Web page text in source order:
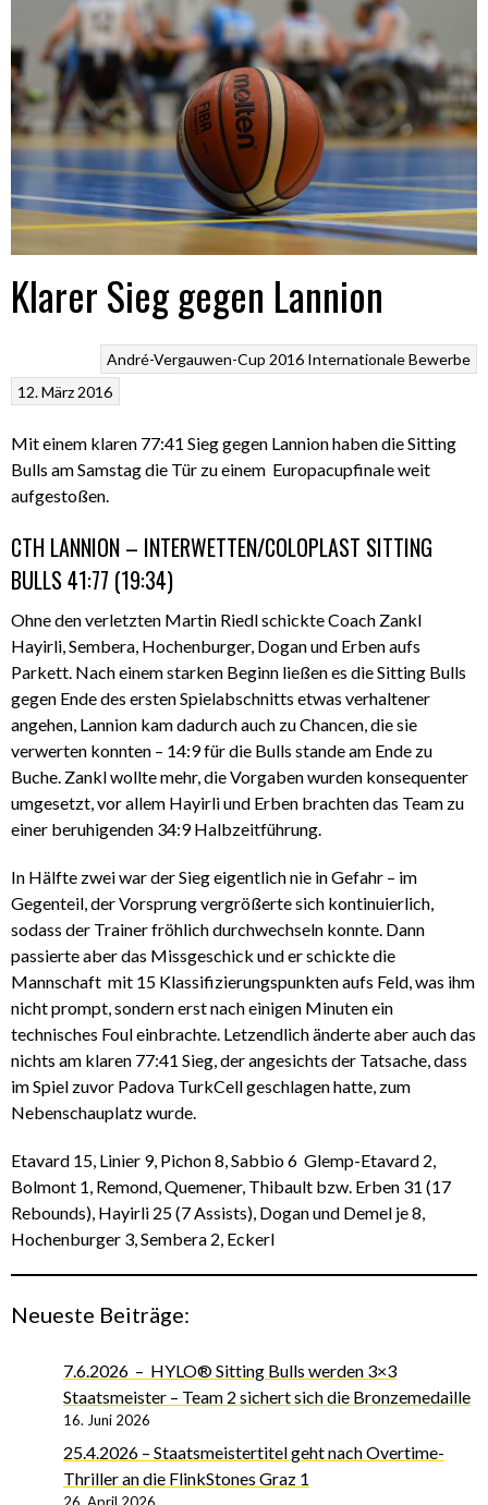
Klarer Sieg gegen Lannion
André-Vergauwen-Cup 2016 Internationale Bewerbe
12. März 2016
Mit einem klaren 77:41 Sieg gegen Lannion haben die Sitting
Bulls am Samstag die Tür zu einem Europacupfinale weit
aufgestoßen.
CTH LANNION – INTERWETTEN/COLOPLAST SITTING
BULLS 41:77 (19:34)
Ohne den verletzten Martin Riedl schickte Coach Zankl
Hayirli, Sembera, Hochenburger, Dogan und Erben aufs
Parkett. Nach einem starken Beginn ließen es die Sitting Bulls
gegen Ende des ersten Spielabschnitts etwas verhaltener
angehen, Lannion kam dadurch auch zu Chancen, die sie
verwerten konnten – 14:9 für die Bulls stande am Ende zu
Buche. Zankl wollte mehr, die Vorgaben wurden konsequenter
umgesetzt, vor allem Hayirli und Erben brachten das Team zu
einer beruhigenden 34:9 Halbzeitführung.
In Hälfte zwei war der Sieg eigentlich nie in Gefahr – im
Gegenteil, der Vorsprung vergrößerte sich kontinuierlich,
sodass der Trainer fröhlich durchwechseln konnte. Dann
passierte aber das Missgeschick und er schickte die
Mannschaft mit 15 Klassifizierungspunkten aufs Feld, was ihm
nicht prompt, sondern erst nach einigen Minuten ein
technisches Foul einbrachte. Letzendlich änderte aber auch das
nichts am klaren 77:41 Sieg, der angesichts der Tatsache, dass
im Spiel zuvor Padova TurkCell geschlagen hatte, zum
Nebenschauplatz wurde.
Etavard 15, Linier 9, Pichon 8, Sabbio 6 Glemp-Etavard 2,
Bolmont 1, Remond, Quemener, Thibault bzw. Erben 31 (17
Rebounds), Hayirli 25 (7 Assists), Dogan und Demel je 8,
Hochenburger 3, Sembera 2, Eckerl
Neueste Beiträge:
7.6.2026 – HYLO® Sitting Bulls werden 3×3
Staatsmeister – Team 2 sichert sich die Bronzemedaille
16. Juni 2026
25.4.2026 – Staatsmeistertitel geht nach Overtime-
Thriller an die FlinkStones Graz 1